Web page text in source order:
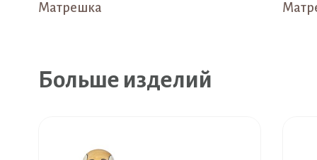
Матрешка
Больше изделий